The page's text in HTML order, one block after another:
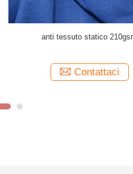
CVC anti tessuto statico
Contattaci